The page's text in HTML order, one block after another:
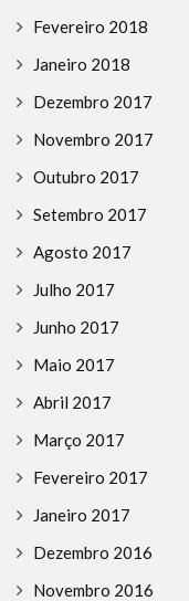
Fevereiro 2018
Janeiro 2018
Dezembro 2017
Novembro 2017
Outubro 2017
Setembro 2017
Agosto 2017
Julho 2017
Junho 2017
Maio 2017
Abril 2017
Março 2017
Fevereiro 2017
Janeiro 2017
Dezembro 2016
Novembro 2016